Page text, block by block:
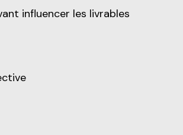
influencer les livrables